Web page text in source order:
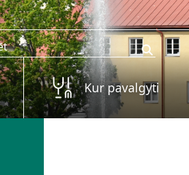
Kur pavalgyti